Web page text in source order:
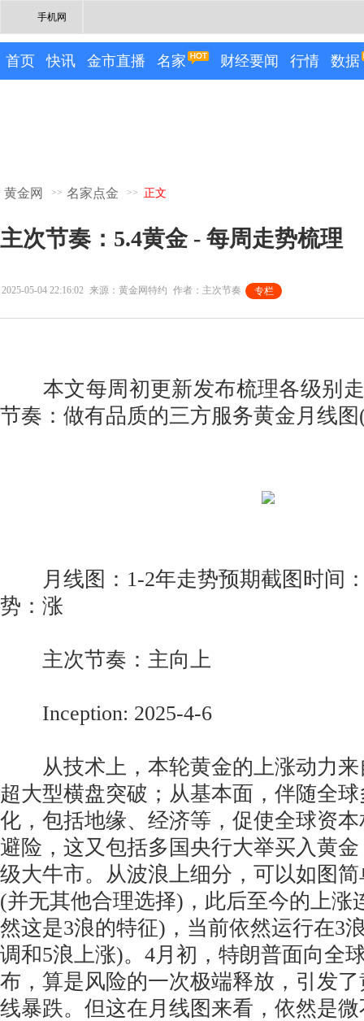
手机网
首页 快讯 金市直播 名家 财经要闻 行情 数据
黄金网 >> 名家点金 >> 正文
主次节奏：5.4黄金 - 每周走势梳理
2025-05-04 22:16:02 来源：黄金网特约 作者：主次节奏 专栏
专栏
本文每周初更新发布梳理各级别走
节奏：做有品质的三方服务黄金月线
月线图：1-2年走势预期截图时间：
势：涨
主次节奏：主向上
Inception: 2025-4-6
从技术上，本轮黄金的上涨动力来
超大型横盘突破；从基本面，伴随全
化，包括地缘、经济等，促使全球资
避险，这又包括多国央行大举买入黄
级大牛市。从波浪上细分，可以如图
(并无其他合理选择)，此后至今的上涨
然这是3浪的特征)，当前依然运行在3
调和5浪上涨)。4月初，特朗普面向全
布，算是风险的一次极端释放，引发
线暴跌。但这在月线图来看，依然是